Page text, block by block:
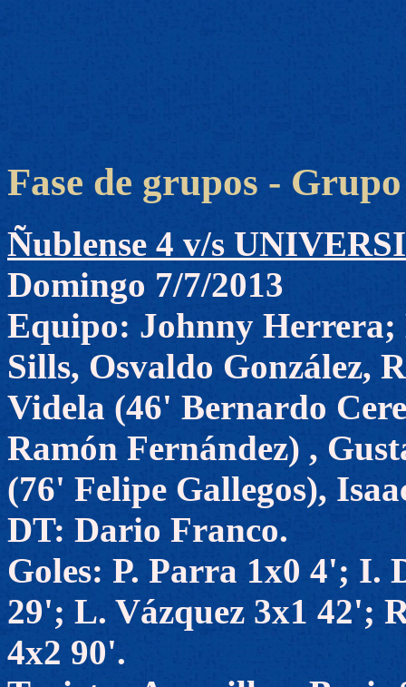
Fase de grupos -
Ñublense 4 v/s
Domingo 7/7/2013
Equipo: Johnny
Sills, Osvaldo González,
Videla (46' Bernardo
Ramón Fernández) ,
(76' Felipe Gallegos),
DT: Dario Franco.
Goles: P. Parra 1x0 4'; I.
29'; L. Vázquez 3x1 42';
4x2 90'.